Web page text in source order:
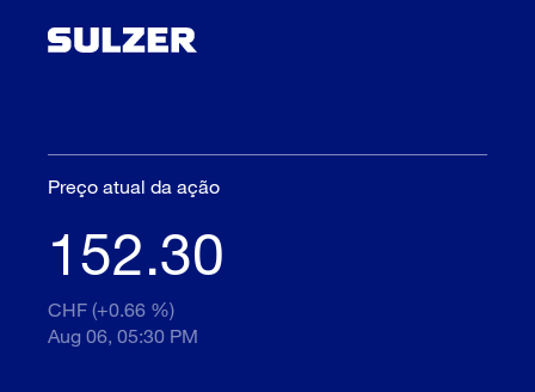
Preço atual da ação
152.30
CHF (+0.66 %)
Aug 06, 05:30 PM